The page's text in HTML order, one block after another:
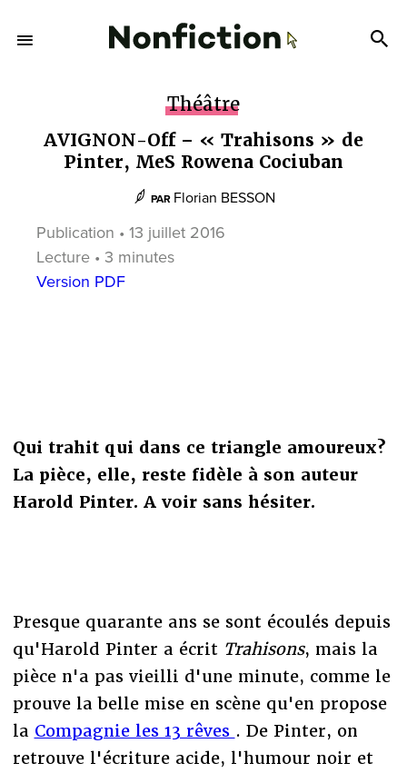
Théâtre
AVIGNON-Off – « Trahisons » de
Pinter, MeS Rowena Cociuban
PAR Florian BESSON
Publication • 13 juillet 2016
Lecture • 3 minutes
Version PDF
Qui trahit qui dans ce triangle amoureux?
La pièce, elle, reste fidèle à son auteur
Harold Pinter. A voir sans hésiter.
Presque quarante ans se sont écoulés depuis
qu'Harold Pinter a écrit Trahisons, mais la
pièce n'a pas vieilli d'une minute, comme le
prouve la belle mise en scène qu'en propose
la Compagnie les 13 rêves . De Pinter, on
retrouve l'écriture acide, l'humour noir et